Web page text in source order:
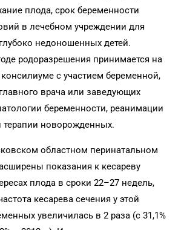
плода, срок беременности
в лечебном учреждении для
недоношенных детей.
родоразрешения принимается на
с участием беременной,
врача или заведующих
беременности, реанимации
терапии новорожденных.
областном перинатальном
показания к кесареву
плода в сроки 22–27 недель,
кесарева сечения у этой
увеличилась в 2 раза (с 31,1%